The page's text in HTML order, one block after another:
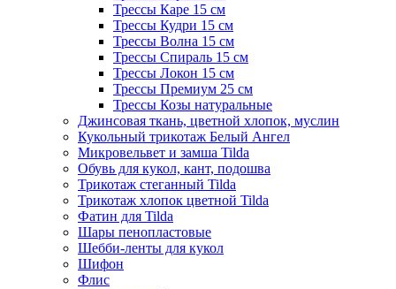
Трессы Каре 15 см
Трессы Кудри 15 см
Трессы Волна 15 см
Трессы Спираль 15 см
Трессы Локон 15 см
Трессы Премиум 25 см
Трессы Козы натуральные
Джинсовая ткань, цветной хлопок, муслин
Кукольный трикотаж Белый Ангел
Микровельвет и замша Tilda
Обувь для кукол, кант, подошва
Трикотаж стеганный Tilda
Трикотаж хлопок цветной Tilda
Фатин для Tilda
Шары пенопластовые
Шебби-ленты для кукол
Шифон
Флис